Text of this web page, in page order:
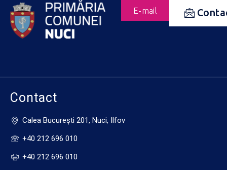
E-mail
Contact
Calea Bucureşti 201, Nuci, Ilfov
+40 212 696 010
+40 212 696 010